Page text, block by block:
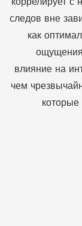
следов вне
как
ощущения
влияние на
чем